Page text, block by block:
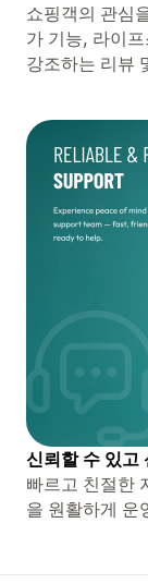
쇼핑객의 관심
가 기능, 라이
강조하는 리뷰
신뢰할 수 있고
빠르고 친절한
을 원활하게 운